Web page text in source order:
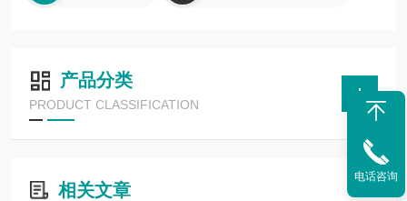
产品分类
PRODUCT CLASSIFICATION
相关文章
电话咨询